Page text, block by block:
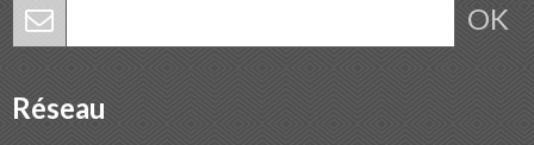
OK
Réseau